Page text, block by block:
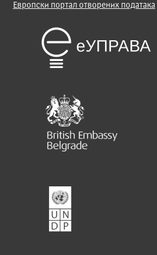
Европски портал отворених података